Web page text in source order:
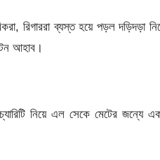
রিগাররা ব্যস্ত হয়ে পড়ল দড়িদড়া
আহাব।
নিয়ে এল সেকে মেটের জন্যে